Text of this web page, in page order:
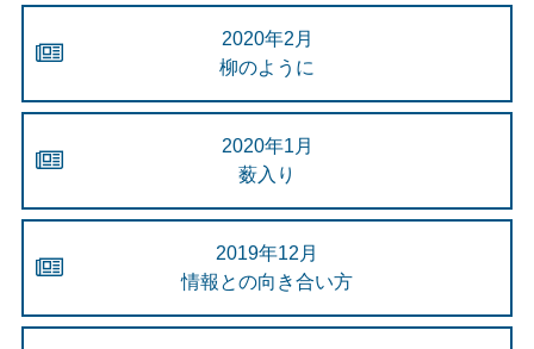
2020年2月
柳のように
2020年1月
薮入り
2019年12月
情報との向き合い方